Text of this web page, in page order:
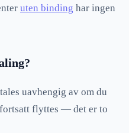
uten binding har ingen
uavhengig av om du
flyttes — det er to